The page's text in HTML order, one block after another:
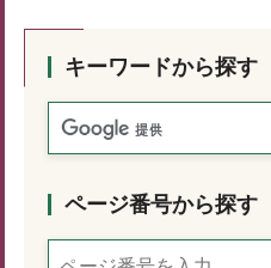
キーワードから探す
ページ番号から探す